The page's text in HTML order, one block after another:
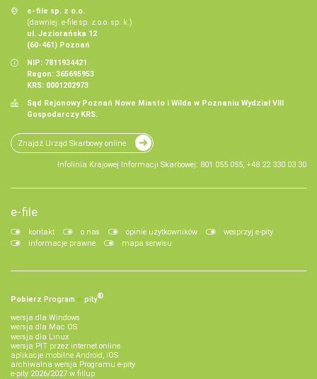
e-file sp. z o.o.
(dawniej: e-file sp. z o.o. sp. k.)
ul. Jeziorańska 12
(60-461) Poznań
NIP: 7811934421
Regon: 365695953
KRS: 0001202973
Sąd Rejonowy Poznań Nowe Miasto i Wilda w Poznaniu Wydział VIII
Gospodarczy KRS.
Znajdź Urząd Skarbowy online
Infolinia Krajowej Informacji Skarbowej: 801 055 055, +48 22 330 03 30
e-file
kontakt o nas opinie użytkowników
wesprzyj e-pity
informacje prawne
mapa serwisu
Pobierz Program e‑pity®
wersja dla Windows
wersja dla Mac OS
wersja dla Linux
wersja PIT przez internet online
aplikacje mobilne Android, iOS
archiwalna wersja Programu e-pity
e-pity 2026/2027 w fillup